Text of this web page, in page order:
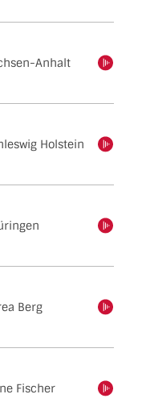
Anhalt
einschalten
Holstein
einschalten
einschalten
Berg
einschalten
Fischer
einschalten